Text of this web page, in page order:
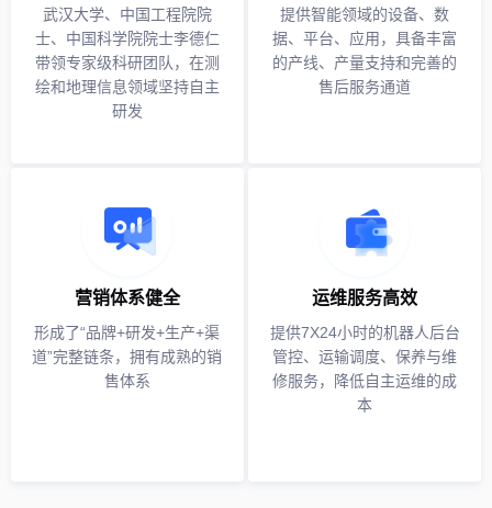
武汉大学、中国工程院院
士、中国科学院院士李德仁
带领专家级科研团队，在测
绘和地理信息领域坚持自主
研发
提供智能领域的设备、数
据、平台、应用，具备丰富
的产线、产量支持和完善的
售后服务通道
营销体系健全
形成了“品牌+研发+生产+渠
道”完整链条，拥有成熟的销
售体系
运维服务高效
提供7X24小时的机器人后台
管控、运输调度、保养与维
修服务，降低自主运维的成
本